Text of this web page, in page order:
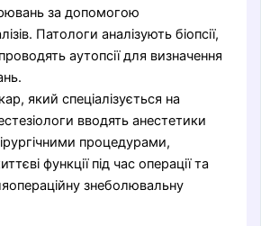
за допомогою
Патологи аналізують біопсії,
проводять аутопсії для визначення
який спеціалізується на
вводять анестетики
процедурами,
функції під час операції та
знеболювальну